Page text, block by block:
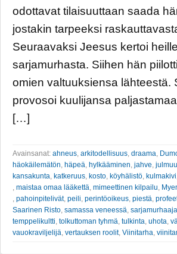
odottavat tilaisuuttaan saada
jostakin tarpeeksi
Seuraavaksi Jeesus kertoi
sarjamurhasta. Siihen hän
omien valtuuksiensa lähteestä.
provosoi kuulijansa
[…]
Avainsanat: ahneus arkitodellisuus draama
häokäilemätön häpeä hylkääminen jahve
kansakunta katkeruus kosto köyhälistö kulmakivi
maistaa omaa lääkettä mimeettinen kilpailu
pahoinpitelivät, peili perintöoikeus piestä
Saarinen Risto samassa veneessä sarjamurhaaja
temppelikultti tolkuttoman tyhmä tulkinta uhota
vauokraviljelijä vertauksen roolit, Viinitarha